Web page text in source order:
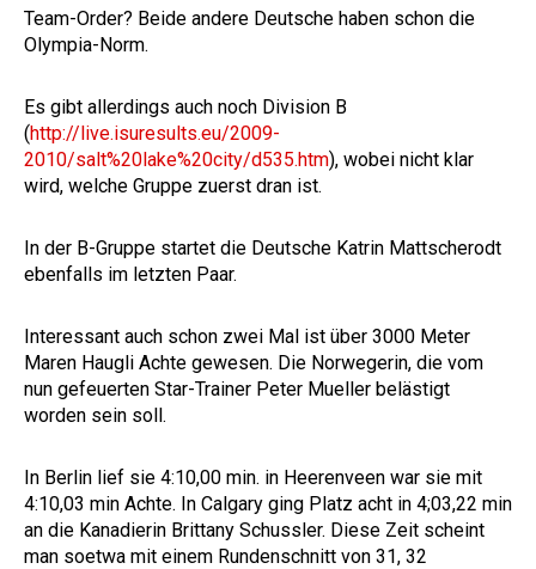
Team-Order? Beide andere Deutsche haben schon die
Olympia-Norm.
Es gibt allerdings auch noch Division B
(http://live.isuresults.eu/2009-
2010/salt%20lake%20city/d535.htm), wobei nicht klar
wird, welche Gruppe zuerst dran ist.
In der B-Gruppe startet die Deutsche Katrin Mattscherodt
ebenfalls im letzten Paar.
Interessant auch schon zwei Mal ist über 3000 Meter
Maren Haugli Achte gewesen. Die Norwegerin, die vom
nun gefeuerten Star-Trainer Peter Mueller belästigt
worden sein soll.
In Berlin lief sie 4:10,00 min. in Heerenveen war sie mit
4:10,03 min Achte. In Calgary ging Platz acht in 4;03,22 min
an die Kanadierin Brittany Schussler. Diese Zeit scheint
man soetwa mit einem Rundenschnitt von 31, 32